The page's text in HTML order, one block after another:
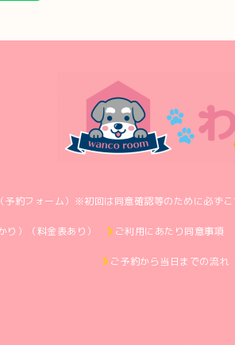
予約フォーム）※初回は同意確認等のために必ずこ
り）（料金表あり） ご利用にあたり同意事項
ご予約から当日までの流れ